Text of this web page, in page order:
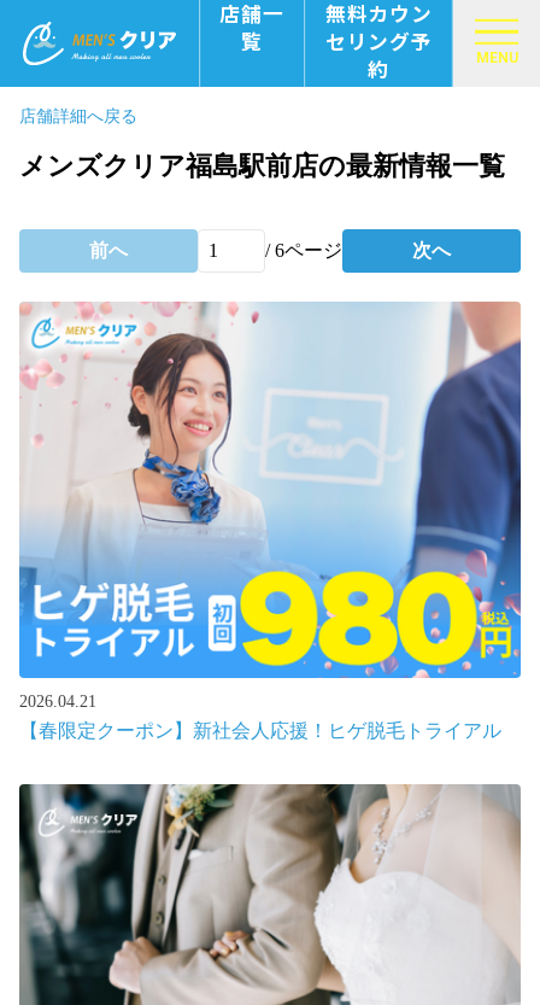
店舗一
覧
無料カウン
セリング予
約
MENU
店舗詳細へ戻る
メンズクリア福島駅前店の最新情報一覧
前へ /6ページ 次へ
2026.04.21
【春限定クーポン】新社会人応援！ヒゲ脱毛トライアル